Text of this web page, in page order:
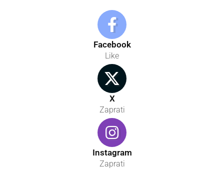
Facebook
Like
X
Zaprati
Instagram
Zaprati